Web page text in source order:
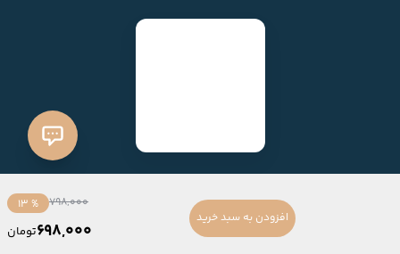
798,000
% 13
698,000تومان
افزودن به سبد خرید
ساخته شده بافروشگاه ساز میهن شاپ